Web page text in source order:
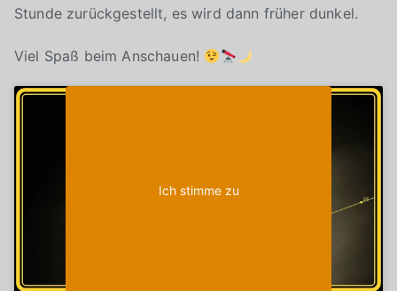
Stunde zurückgestellt, es wird dann früher dunkel.
Viel Spaß beim Anschauen!
Ich stimme zu